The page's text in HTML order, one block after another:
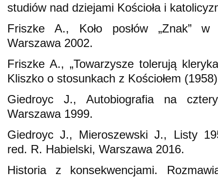
studiów nad dziejami Kościoła i
Friszke A., Koło posłów „Znak”
Warszawa 2002.
Friszke A., „Towarzysze tolerują
Kliszko o stosunkach z Kościołem
Giedroyc J., Autobiografia na
Warszawa 1999.
Giedroyc J., Mieroszewski J., Listy
red. R. Habielski, Warszawa 2016.
Historia z konsekwencjami.